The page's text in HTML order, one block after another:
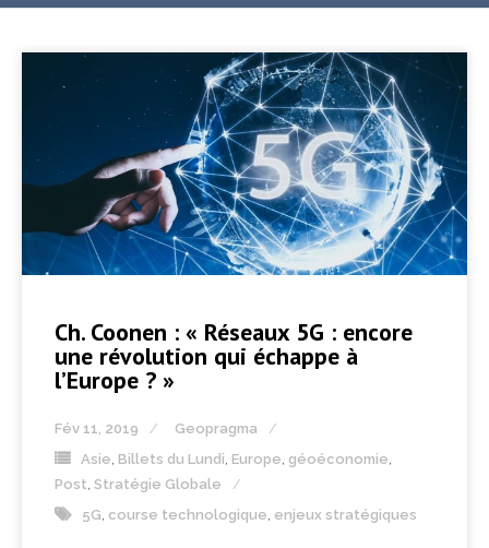
Ch. Coonen : « Réseaux 5G : encore
une révolution qui échappe à
l’Europe ? »
Fév 11, 2019
Geopragma
Asie Billets du Lundi Europe géoéconomie
Post Stratégie Globale
5G course technologique enjeux stratégiques